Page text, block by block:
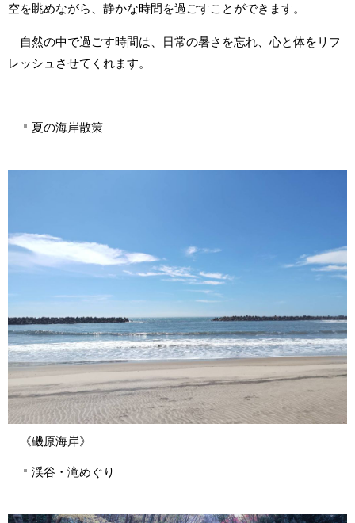
空を眺めながら、静かな時間を過ごすことができます。
自然の中で過ごす時間は、日常の暑さを忘れ、心と体をリフ
レッシュさせてくれます。
夏の海岸散策
《磯原海岸》
渓谷・滝めぐり